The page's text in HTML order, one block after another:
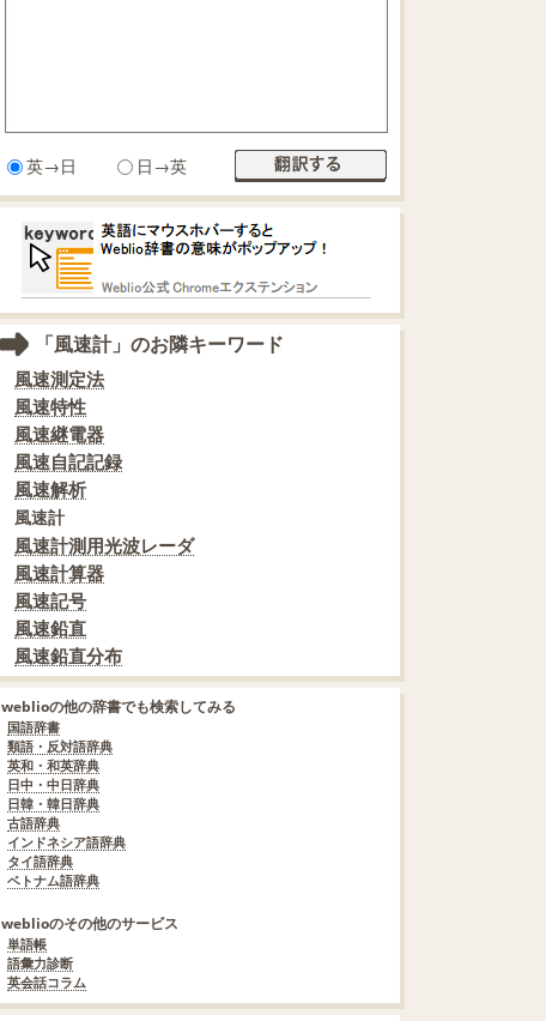
英→日 日→英
「風速計」のお隣キーワード
風速測定法
風速特性
風速継電器
風速自記記録
風速解析
風速計
風速計測用光波レーダ
風速計算器
風速記号
風速鉛直
風速鉛直分布
weblioの他の辞書でも検索してみる
国語辞書
類語・反対語辞典
英和・和英辞典
日中・中日辞典
日韓・韓日辞典
古語辞典
インドネシア語辞典
タイ語辞典
ベトナム語辞典
weblioのその他のサービス
単語帳
語彙力診断
英会話コラム